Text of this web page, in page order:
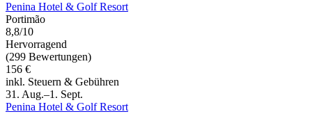
Penina Hotel & Golf Resort
Portimão
8,8/10
Hervorragend
(299 Bewertungen)
156 €
inkl. Steuern & Gebühren
31. Aug.–1. Sept.
Penina Hotel & Golf Resort